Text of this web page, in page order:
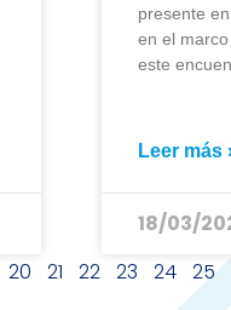
presente
en el
este
Leer más
18/03/
20 21 22 23 24 25